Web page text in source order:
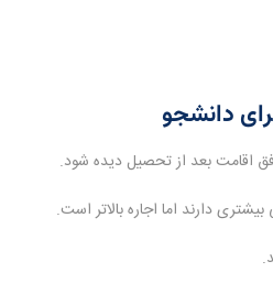
دانشجو
دارند اما اجاره بالاتر است.